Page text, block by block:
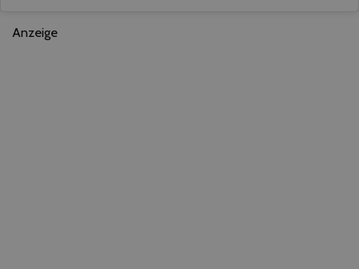
Anzeige